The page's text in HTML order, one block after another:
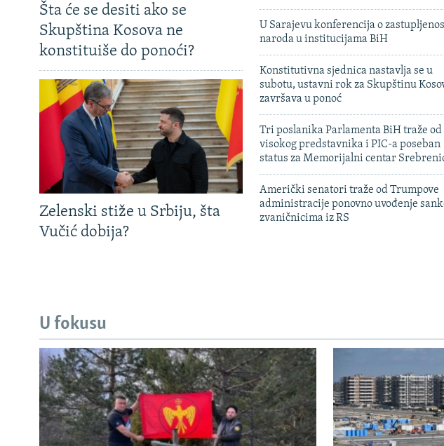
Šta će se desiti ako se
Skupština Kosova ne
konstituiše do ponoći?
Zelenski stiže u Srbiju, šta
Vučić dobija?
U Sarajevu konferencija o
naroda u institucijama BiH
Konstitutivna sjednica nastavlja se u
subotu, ustavni rok za Skupštinu
završava u ponoć
Tri poslanika Parlamenta BiH traže od
visokog predstavnika i PIC-a poseban
status za Memorijalni centar
Američki senatori traže od Trumpove
administracije ponovno uvođenje
zvaničnicima iz RS
U fokusu